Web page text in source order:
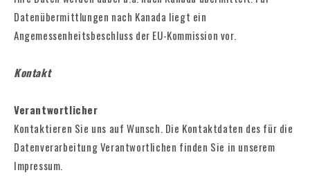
Datenübermittlungen nach Kanada liegt ein
Angemessenheitsbeschluss der EU-Kommission vor.
Kontakt
Verantwortlicher
Kontaktieren Sie uns auf Wunsch. Die Kontaktdaten des für die
Datenverarbeitung Verantwortlichen finden Sie in unserem
Impressum.